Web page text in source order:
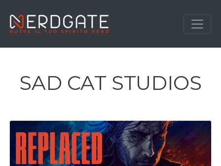
SAD CAT STUDIOS